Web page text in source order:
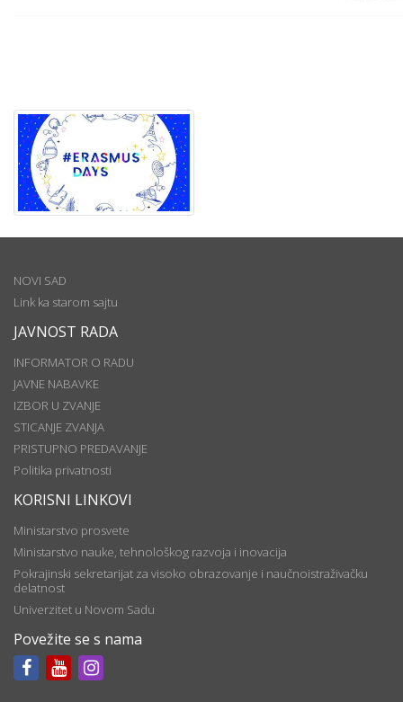
NOVI SAD
Link ka starom sajtu
JAVNOST RADA
INFORMATOR O RADU
JAVNE NABAVKE
IZBOR U ZVANJE
STICANJE ZVANJA
PRISTUPNO PREDAVANJE
Politika privatnosti
KORISNI LINKOVI
Ministarstvo prosvete
Ministarstvo nauke, tehnološkog razvoja i inovacija
Pokrajinski sekretarijat za visoko obrazovanje i naučnoistraživačku
delatnost
Univerzitet u Novom Sadu
Povežite se s nama